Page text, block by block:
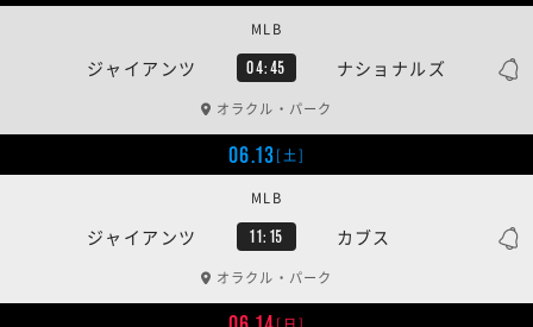
ジャイアンツ 04:45 ナショナルズ
MLB
オラクル・パーク
06.13[土]
ジャイアンツ 11:15 カブス
MLB
オラクル・パーク